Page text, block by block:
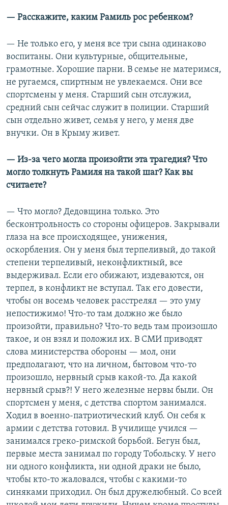
— Расскажите, каким Рамиль рос ребенком?
— Не только его, у меня все три сына одинаково
воспитаны. Они культурные, общительные,
грамотные. Хорошие парни. В семье не материмся,
не ругаемся, спиртным не увлекаемся. Они все
спортсмены у меня. Старший сын отслужил,
средний сын сейчас служит в полиции. Старший
сын отдельно живет, семья у него, у меня две
внучки. Он в Крыму живет.
— Из-за чего могла произойти эта трагедия? Что
могло толкнуть Рамиля на такой шаг? Как вы
считаете?
— Что могло? Дедовщина только. Это
бесконтрольность со стороны офицеров. Закрывали
глаза на все происходящее, унижения,
оскорбления. Он у меня был терпеливый, до такой
степени терпеливый, неконфликтный, все
выдерживал. Если его обижают, издеваются, он
терпел, в конфликт не вступал. Так его довести,
чтобы он восемь человек расстрелял — это уму
непостижимо! Что-то там должно же было
произойти, правильно? Что-то ведь там произошло
такое, и он взял и положил их. В СМИ приводят
слова министерства обороны — мол, они
предполагают, что на личном, бытовом что-то
произошло, нервный срыв какой-то. Да какой
нервный срыв?! У него железные нервы были. Он
спортсмен у меня, с детства спортом занимался.
Ходил в военно-патриотический клуб. Он себя к
армии с детства готовил. В училище учился —
занимался греко-римской борьбой. Бегун был,
первые места занимал по городу Тобольску. У него
ни одного конфликта, ни одной драки не было,
чтобы кто-то жаловался, чтобы с какими-то
синяками приходил. Он был дружелюбный. Со всей